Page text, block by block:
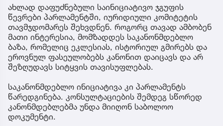
ახლად დაფუძნებული საინიციატივო ჯგუფის
წევრები პარლამენტში, იურიდიული კომიტეტის
თავმჯდომარეს შეხვდნენ. როგორც თავად ამბობენ
მათი ინტერესია, მომზადდეს საკანონმდებლო
ბაზა, რომელიც ეკლესიას, ისტორიულ გმირებს და
ეროვნულ ფასეულობებს კანონით დაიცავს და არ
შეზღუდავს სიტყვის თავისუფლებას.
საკანონმდებლო ინიციატივა კი პარლამენტს
წარედგინება. კონსულტაციების შემდეგ სწორედ
კანონმდებლებმა უნდა მიიღონ საბოლოო
დოკუმენტი.